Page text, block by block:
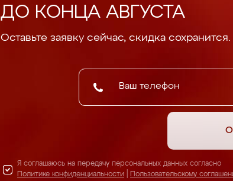
ДО КОНЦА АВГУСТА
Оставьте заявку сейчас, скидка сохранится.
Я соглашаюсь на передачу персональных данных согласно
Политике конфиденциальности
Пользовательскому